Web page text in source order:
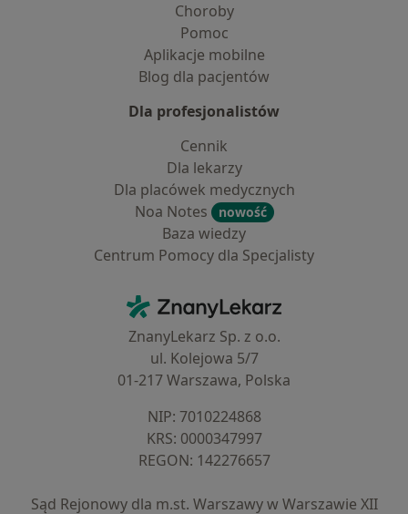
Choroby
Pomoc
Aplikacje mobilne
Blog dla pacjentów
Dla profesjonalistów
Cennik
Dla lekarzy
Dla placówek medycznych
Noa Notes
nowość
Baza wiedzy
Centrum Pomocy dla Specjalisty
ZnanyLekarz - Strona główna
ZnanyLekarz Sp. z o.o.
ul. Kolejowa 5/7
01-217 Warszawa, Polska
NIP: ⁠7010224868
KRS: ⁠0000347997
REGON: ⁠142276657
Sąd Rejonowy dla m.st. Warszawy w Warszawie XII